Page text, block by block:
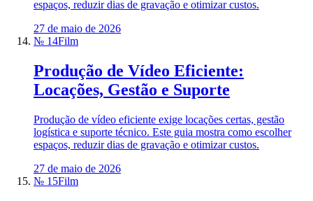
espaços, reduzir dias de gravação e otimizar custos.
27 de maio de 2026
№ 14Film
Produção de Vídeo Eficiente:
Locações, Gestão e Suporte
Produção de vídeo eficiente exige locações certas, gestão
logística e suporte técnico. Este guia mostra como escolher
espaços, reduzir dias de gravação e otimizar custos.
27 de maio de 2026
№ 15Film